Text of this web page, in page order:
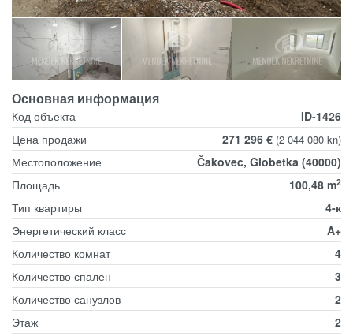
Основная информация
Код объекта
ID-1426
Цена продажи
271 296 € (2 044 080 kn)
Местоположение
Čakovec, Globetka (40000)
Площадь
100,48 m2
Тип квартиры
4-к
Энергетический класс
A+
Количество комнат
4
Количество спален
3
Количество санузлов
2
Этаж
2